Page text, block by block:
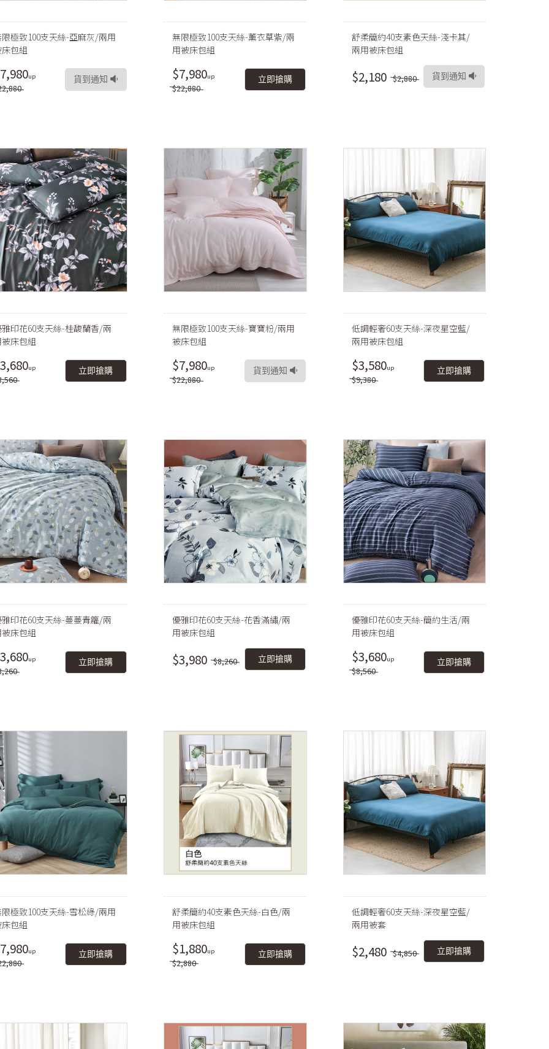
極致100支天絲-亞麻灰/兩用
包組
貨到通知
無限極致100支天絲-薰衣草紫/兩
用被床包組
$7,980
$22,880
立即搶購
舒柔簡約40支素色天絲-淺卡其/
兩用被床包組
$2,180 $2,880 貨到通知
印花60支天絲-桂馥蘭香/兩
床包組
立即搶購
無限極致100支天絲-寶寶粉/兩用
被床包組
$7,980
$22,880
貨到通知
低調輕奢60支天絲-深夜星空藍/
兩用被床包組
$3,580
$9,380
立即搶購
印花60支天絲-蔓蔓青籮/兩
床包組
立即搶購
優雅印花60支天絲-花香滿繡/兩
用被床包組
$3,980 $8,260 立即搶購
優雅印花60支天絲-簡約生活/兩
用被床包組
$3,680
$8,560
立即搶購
極致100支天絲-雪松綠/兩用
包組
立即搶購
舒柔簡約40支素色天絲-白色/兩
用被床包組
$1,880
$2,880
立即搶購
低調輕奢60支天絲-深夜星空藍/
兩用被套
$2,480 $4,850 立即搶購